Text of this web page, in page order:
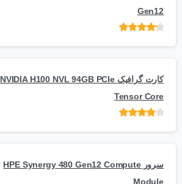
Gen12
کارت گرافیک NVIDIA H100 NVL 94GB PCIe
Tensor Core
5
سرور HPE Synergy 480 Gen12 Compute
Module